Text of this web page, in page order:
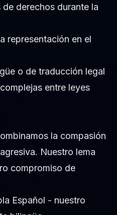
derechos durante la
representación en el
o de traducción legal
entre leyes
la compasión
Nuestro lema
compromiso de
Español - nuestro